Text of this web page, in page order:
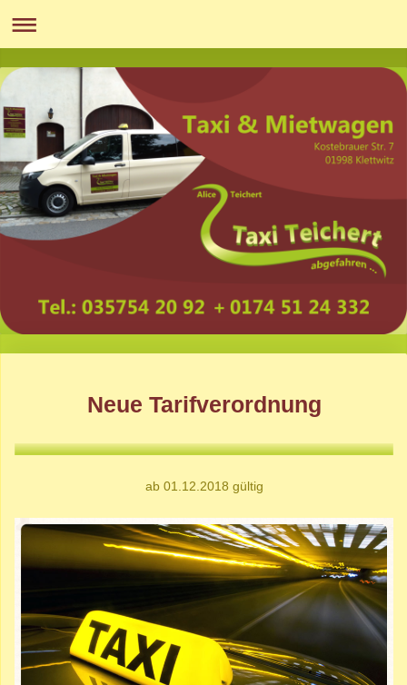
Neue Tarifverordnung
ab 01.12.2018 gültig